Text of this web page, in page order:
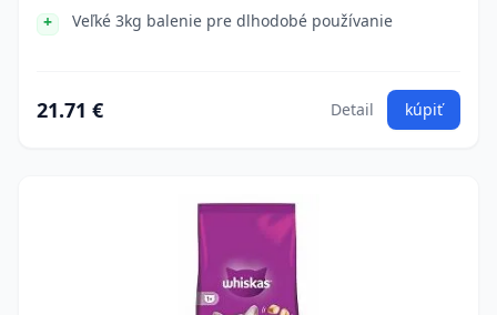
Veľké 3kg balenie pre dlhodobé používanie
21.71 € Detail kúpiť